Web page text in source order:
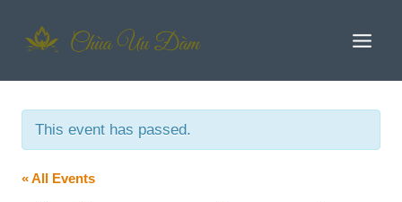
This event has passed.
« All Events